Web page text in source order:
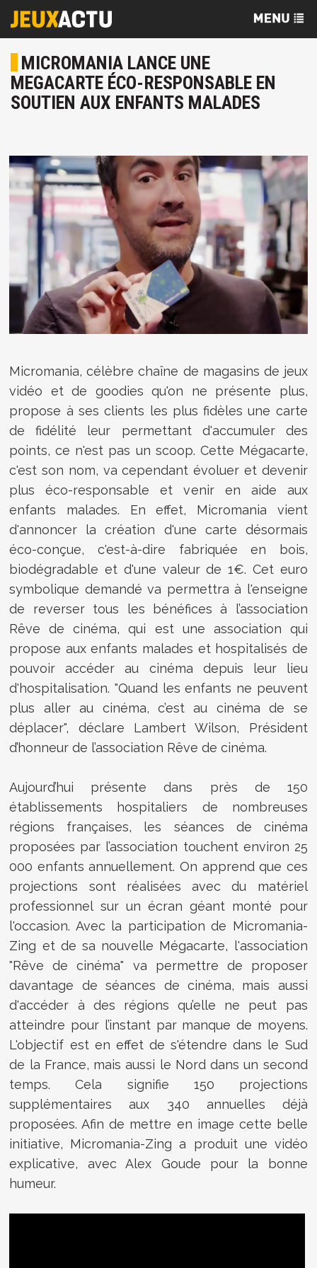
MICROMANIA LANCE UNE
MEGACARTE ÉCO-RESPONSABLE EN
SOUTIEN AUX ENFANTS MALADES
Micromania, célèbre chaîne de magasins de jeux
vidéo et de goodies qu'on ne présente plus,
propose à ses clients les plus fidèles une carte
de fidélité leur permettant d'accumuler des
points, ce n'est pas un scoop. Cette Mégacarte,
c'est son nom, va cependant évoluer et devenir
plus éco-responsable et venir en aide aux
enfants malades. En effet, Micromania vient
d'annoncer la création d'une carte désormais
éco-conçue, c'est-à-dire fabriquée en bois,
biodégradable et d'une valeur de 1€. Cet euro
symbolique demandé va permettra à l'enseigne
de reverser tous les bénéfices à l’association
Rêve de cinéma, qui est une association qui
propose aux enfants malades et hospitalisés de
pouvoir accéder au cinéma depuis leur lieu
d'hospitalisation. "Quand les enfants ne peuvent
plus aller au cinéma, c’est au cinéma de se
déplacer", déclare Lambert Wilson, Président
d’honneur de l’association Rêve de cinéma.
Aujourd’hui présente dans près de 150
établissements hospitaliers de nombreuses
régions françaises, les séances de cinéma
proposées par l’association touchent environ 25
000 enfants annuellement. On apprend que ces
projections sont réalisées avec du matériel
professionnel sur un écran géant monté pour
l'occasion. Avec la participation de Micromania-
Zing et de sa nouvelle Mégacarte, l'association
"Rêve de cinéma" va permettre de proposer
davantage de séances de cinéma, mais aussi
d'accéder à des régions qu’elle ne peut pas
atteindre pour l’instant par manque de moyens.
L'objectif est en effet de s'étendre dans le Sud
de la France, mais aussi le Nord dans un second
temps. Cela signifie 150 projections
supplémentaires aux 340 annuelles déjà
proposées. Afin de mettre en image cette belle
initiative, Micromania-Zing a produit une vidéo
explicative, avec Alex Goude pour la bonne
humeur.